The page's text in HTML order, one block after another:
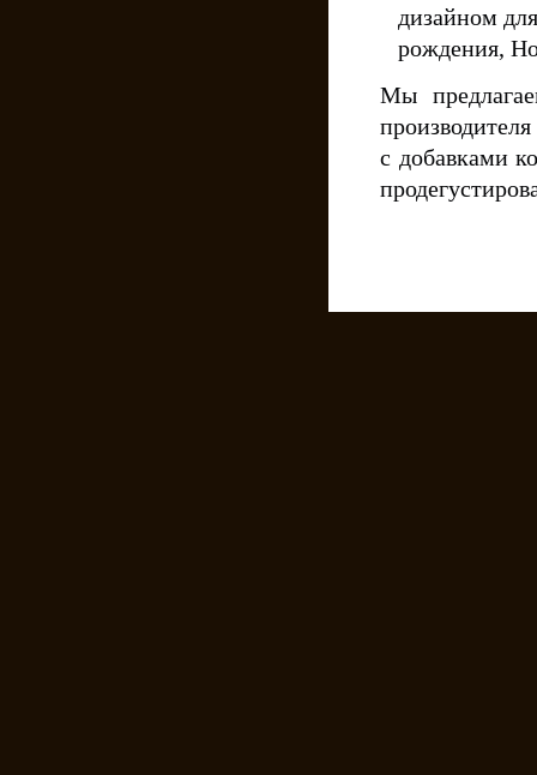
дизайном
рождения,
Мы
с добавками